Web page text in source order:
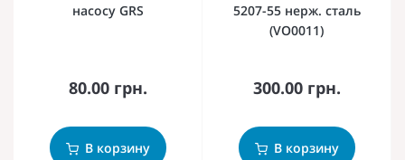
насосу GRS
80.00 грн.
В корзину
5207-55 нерж. сталь
(VO0011)
300.00 грн.
В корзину